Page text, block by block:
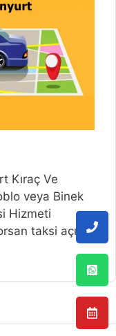
Kıraç Ve
veya Binek
Hizmeti
taksi açılış